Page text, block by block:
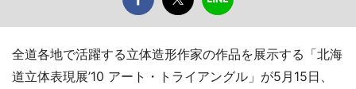
全道各地で活躍する立体造形作家の作品を展示する「北海
道立体表現展’10 アート・トライアングル」が5月15日、